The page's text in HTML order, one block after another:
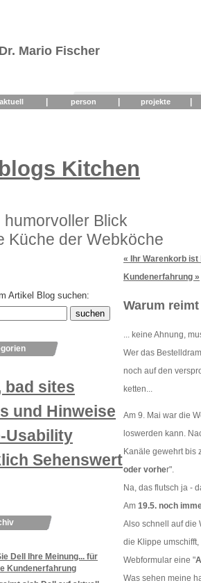
Mario Fischer
aktuell person projekte
Kitchen
humorvoller Blick
Küche der Webköche
« Ihr Warenkorb ist
Kundenerfahrung »
Warum
... keine Ahnung,
Wer das
noch auf den
ketten...
Am 9. Mai war die
loswerden kann.
Kanäle gewehrt bis
oder vorher".
Na, das flutsch ja -
Am 19.5. noch
Also schnell auf die
die Klippe
Webformular eine "
Was sehen meine
Artikel Blog suchen:
bad sites
und Hinweise
Usability
Sehenswertes
Dell Ihre Meinung... für
Kundenerfahrung